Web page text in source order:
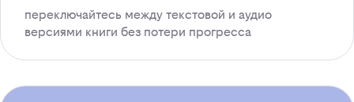
переключайтесь между текстовой и аудио
версиями книги без потери прогресса